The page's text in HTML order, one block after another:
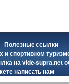
Полезные ссылки
и спортивном
наvide-supra.net
написать нам